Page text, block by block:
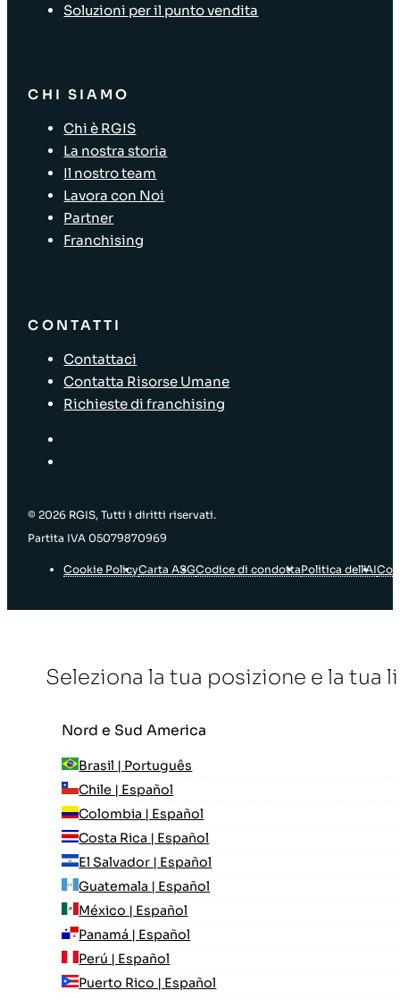
Soluzioni per il punto vendita
CHI SIAMO
Chi è RGIS
La nostra storia
Il nostro team
Lavora con Noi
Partner
Franchising
CONTATTI
Contattaci
Contatta Risorse Umane
Richieste di franchising
© 2026 RGIS, Tutti i diritti riservati.
Partita IVA 05079870969
Cookie PolicyCarta ASGCodice di condottaPolitica dell’AI
Seleziona la tua posizione e la tua
Nord e Sud America
Brasil | Português
Chile | Español
Colombia | Español
Costa Rica | Español
El Salvador | Español
Guatemala | Español
México | Español
Panamá | Español
Perú | Español
Puerto Rico | Español